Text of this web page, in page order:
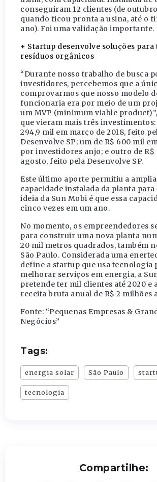
conseguiram 12 clientes (de outubro
quando ficou pronta a usina, até o
ano). Foi uma validação importante.
+ Startup desenvolve soluções
resíduos orgânicos
“Durante nosso trabalho de busca
investidores, percebemos que a
comprovarmos que nosso modelo
funcionaria era por meio de um
um MVP (minimum viable
que vieram mais três investimentos:
294,9 mil em março de 2018, feito
Desenvolve SP; um de R$ 600 mil
por investidores anjo; e outro de R$
agosto, feito pela Desenvolve SP.
Este último aporte permitiu a
capacidade instalada da planta para
ideia da Sun Mobi é que essa
cinco vezes em um ano.
No momento, os empreendedores
para construir uma nova planta
20 mil metros quadrados, também
São Paulo. Considerada uma
define a startup que usa tecnologia
melhorar serviços em energia, a
pretende ter mil clientes até 2020 e
receita bruta anual de R$ 2 milhões
Fonte: “Pequenas Empresas &
Negócios”
Tags:
energia solar São Paulo
tecnologia
Compartilhe: